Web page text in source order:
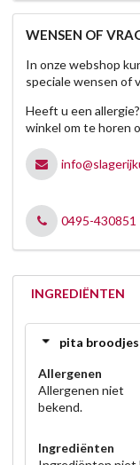
WENSEN OF
In onze webshop
speciale wensen of
Heeft u een
winkel om te horen
0495-430851
INGREDIËNTEN
pita
Allergenen
Allergenen niet
bekend.
Ingrediënten